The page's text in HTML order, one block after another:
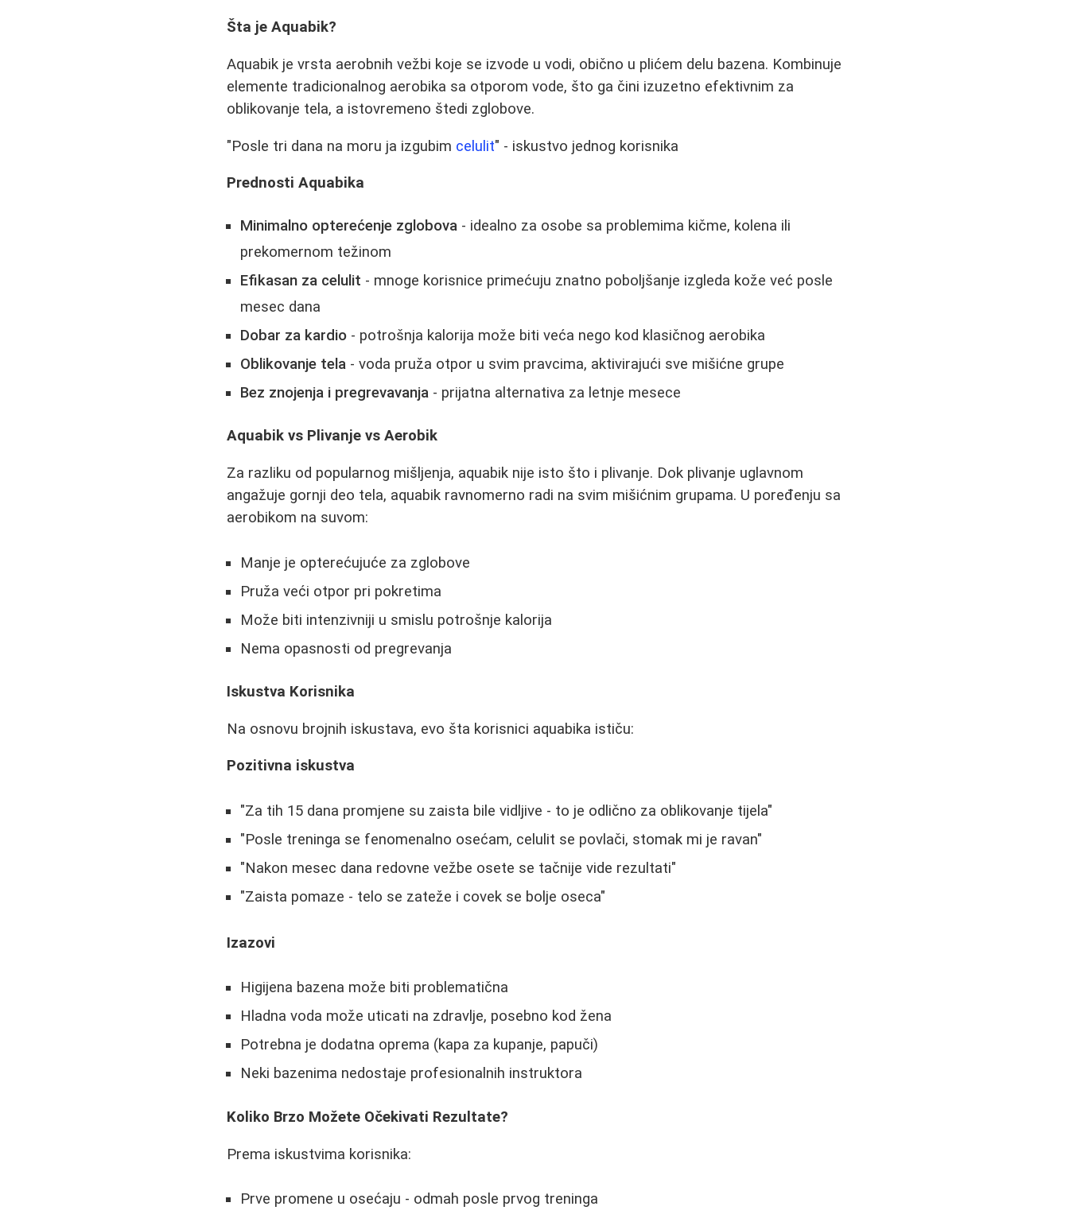
Šta je Aquabik?
Aquabik je vrsta aerobnih vežbi koje se izvode u vodi, obično u plićem delu bazena. Kombinuje
elemente tradicionalnog aerobika sa otporom vode, što ga čini izuzetno efektivnim za
oblikovanje tela, a istovremeno štedi zglobove.
"Posle tri dana na moru ja izgubim celulit" - iskustvo jednog korisnika
Prednosti Aquabika
Minimalno opterećenje zglobova - idealno za osobe sa problemima kičme, kolena ili
prekomernom težinom
Efikasan za celulit - mnoge korisnice primećuju znatno poboljšanje izgleda kože već posle
mesec dana
Dobar za kardio - potrošnja kalorija može biti veća nego kod klasičnog aerobika
Oblikovanje tela - voda pruža otpor u svim pravcima, aktivirajući sve mišićne grupe
Bez znojenja i pregrevavanja - prijatna alternativa za letnje mesece
Aquabik vs Plivanje vs Aerobik
Za razliku od popularnog mišljenja, aquabik nije isto što i plivanje. Dok plivanje uglavnom
angažuje gornji deo tela, aquabik ravnomerno radi na svim mišićnim grupama. U poređenju sa
aerobikom na suvom:
Manje je opterećujuće za zglobove
Pruža veći otpor pri pokretima
Može biti intenzivniji u smislu potrošnje kalorija
Nema opasnosti od pregrevanja
Iskustva Korisnika
Na osnovu brojnih iskustava, evo šta korisnici aquabika ističu:
Pozitivna iskustva
"Za tih 15 dana promjene su zaista bile vidljive - to je odlično za oblikovanje tijela"
"Posle treninga se fenomenalno osećam, celulit se povlači, stomak mi je ravan"
"Nakon mesec dana redovne vežbe osete se tačnije vide rezultati"
"Zaista pomaze - telo se zateže i covek se bolje oseca"
Izazovi
Higijena bazena može biti problematična
Hladna voda može uticati na zdravlje, posebno kod žena
Potrebna je dodatna oprema (kapa za kupanje, papuči)
Neki bazenima nedostaje profesionalnih instruktora
Koliko Brzo Možete Očekivati Rezultate?
Prema iskustvima korisnika:
Prve promene u osećaju - odmah posle prvog treninga